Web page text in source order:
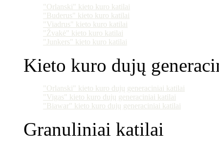
"Orlanski" kieto kuro katilai
"Buderus" kieto kuro katilai
"Viadrus" kieto kuro katilai
"Žvakė" kieto kuro katilai
"Junkers" kieto kuro katilai
Kieto kuro dujų
"Orlanski" kieto kuro dujų generaciniai katilai
"Vigas" kieto kuro dujų generaciniai katilai
"Biawar" kieto kuro dujų generaciniai katilai
Granuliniai katilai